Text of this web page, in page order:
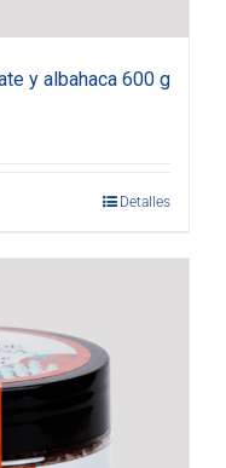
y albahaca 600 g
Detalles